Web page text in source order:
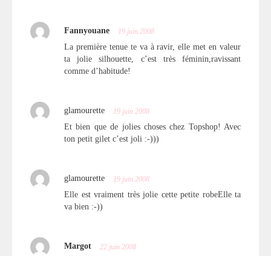
Fannyouane 19 juin 2008
La première tenue te va à ravir, elle met en valeur
ta jolie silhouette, c’est très féminin,ravissant
comme d’habitude!
glamourette 19 juin 2008
Et bien que de jolies choses chez Topshop! Avec
ton petit gilet c’est joli :-)))
glamourette 19 juin 2008
Elle est vraiment très jolie cette petite robeElle ta
va bien :-))
Margot 22 juin 2008